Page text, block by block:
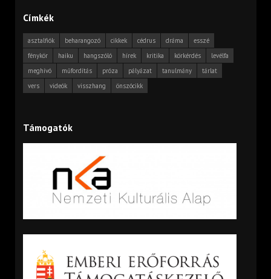
Címkék
asztalfiók beharangozó cikkek cédrus dráma
esszé
fénykör
haiku hangszóló hírek kritika körkérdés
levélfa
meghívó
műfordítás próza pályázat tanulmány
tárlat
vers
videók visszhang önszócikk
Támogatók